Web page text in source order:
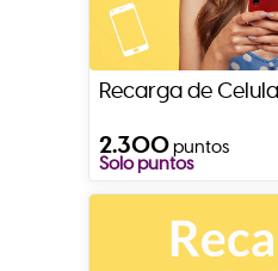
Recarga de
2.300puntos
Solo puntos